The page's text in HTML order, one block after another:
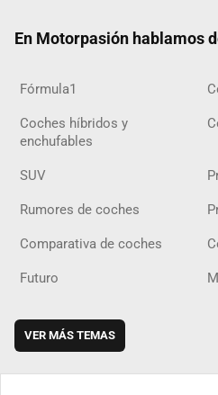
En Motorpasión hablamos
Fórmula1
Coches híbridos y
enchufables
SUV
Rumores de coches
Comparativa de coches
Futuro
VER MÁS TEMAS